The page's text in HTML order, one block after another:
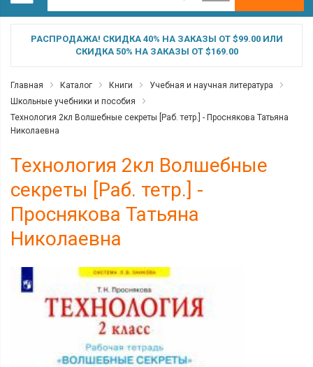
РАСПРОДАЖА! СКИДКА 40% НА ЗАКАЗЫ ОТ $99.00 ИЛИ
СКИДКА 50% НА ЗАКАЗЫ ОТ $169.00
Главная Каталог Книги
Учебная и научная литература
Школьные учебники и пособия
Технология 2кл Волшебные секреты [Раб. тетр.] - Проснякова Татьяна
Николаевна
Технология 2кл Волшебные
секреты [Раб. тетр.] -
Проснякова Татьяна
Николаевна